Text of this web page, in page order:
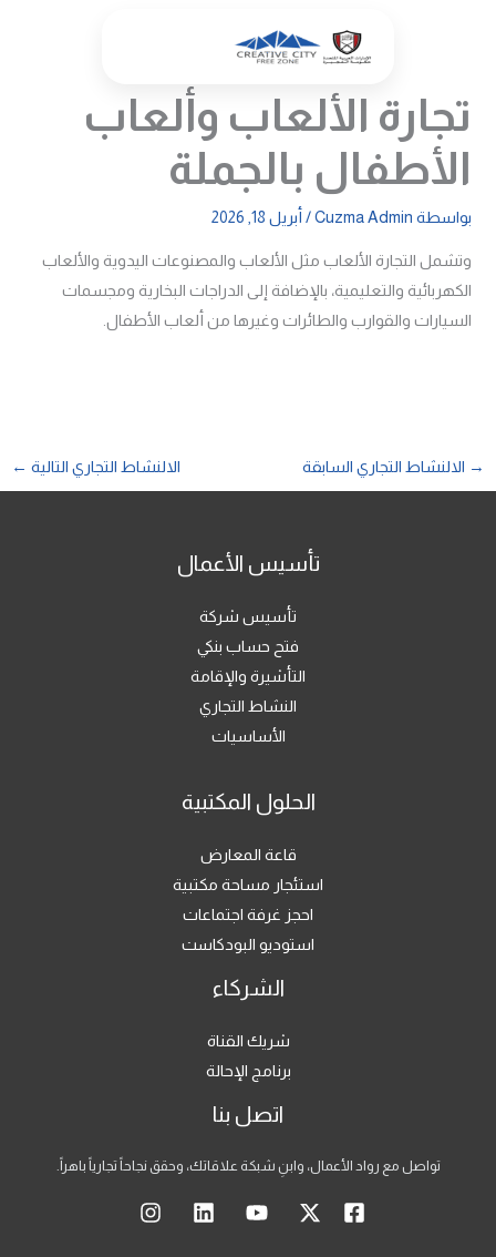
تجارة الألعاب وألعاب
الأطفال بالجملة
بواسطة Cuzma Admin
/ أبريل 18, 2026
وتشمل التجارة الألعاب مثل الألعاب والمصنوعات اليدوية والألعاب
الكهربائية والتعليمية، بالإضافة إلى الدراجات البخارية ومجسمات
السيارات والقوارب والطائرات وغيرها من ألعاب الأطفال.
→ الالنشاط التجاري السابقة الالنشاط التجاري التالية ←
تأسيس الأعمال
تأسيس شركة
فتح حساب بنكي
التأشيرة والإقامة
النشاط التجاري
الأساسيات
الحلول المكتبية
قاعة المعارض
استئجار مساحة مكتبية
احجز غرفة اجتماعات
استوديو البودكاست
الشركاء
شريك القناة
برنامج الإحالة
اتصل بنا
تواصل مع رواد الأعمال، وابنِ شبكة علاقاتك، وحقق نجاحاً تجارياً باهراً.